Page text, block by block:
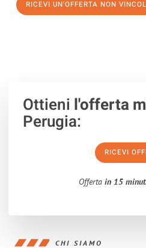
RICEVI UN'OFFERTA NON
Ottieni l'offerta
Perugia:
RICEVI
Offerta in 15
CHI SIAMO